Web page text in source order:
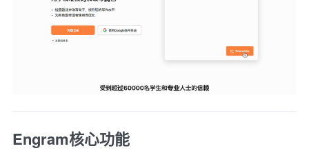
Engram核心功能